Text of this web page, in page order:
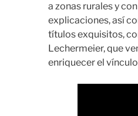
a zonas rurales y
explicaciones, así
títulos exquisitos,
Lechermeier, que
enriquecer el